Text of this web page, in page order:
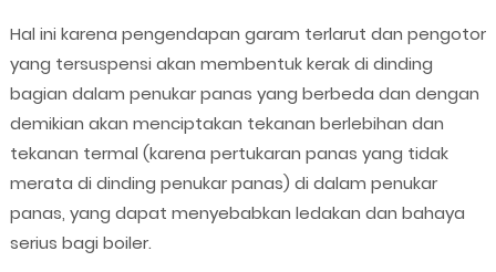
Hal ini karena pengendapan garam terlarut dan pengotor
yang tersuspensi akan membentuk kerak di dinding
bagian dalam penukar panas yang berbeda dan dengan
demikian akan menciptakan tekanan berlebihan dan
tekanan termal (karena pertukaran panas yang tidak
merata di dinding penukar panas) di dalam penukar
panas, yang dapat menyebabkan ledakan dan bahaya
serius bagi boiler.